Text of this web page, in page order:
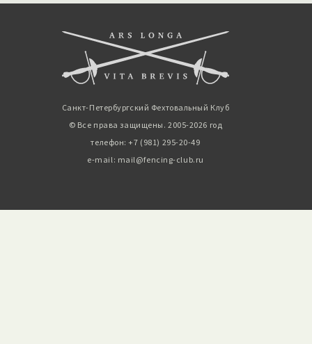
Санкт-Петербургский Фехтовальный Клуб
© Все права защищены. 2005-2026 год
телефон: +7 (981) 295-20-49
e-mail: mail@fencing-club.ru